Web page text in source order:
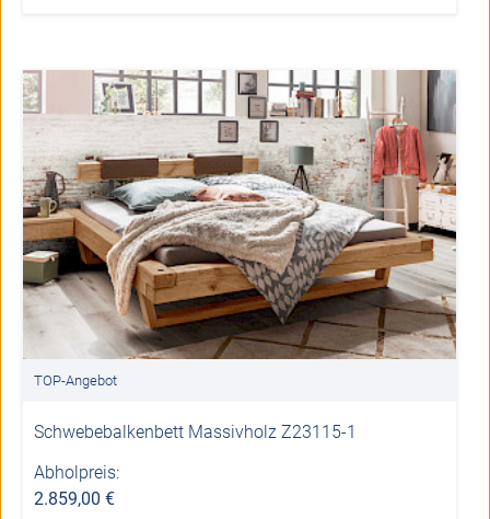
TOP-Angebot
Schwebebalkenbett Massivholz Z23115-1
Abholpreis:
2.859,00 €